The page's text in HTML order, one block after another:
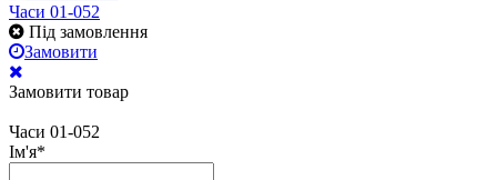
Часи 01-052
Під замовлення
Замовити
Замовити товар
Часи 01-052
Ім'я*